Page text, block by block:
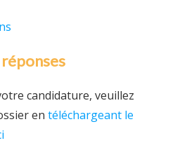
candidature, veuillez
en téléchargeant le